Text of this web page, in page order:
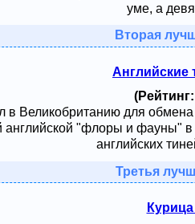
уме, а
Вторая
Английские
в Великобританию для
английской "флоры и фауны"
английских
Третья